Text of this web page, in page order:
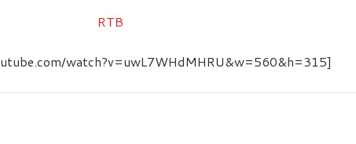
watch?v=uwL7WHdMHRU&w=560&h=315]